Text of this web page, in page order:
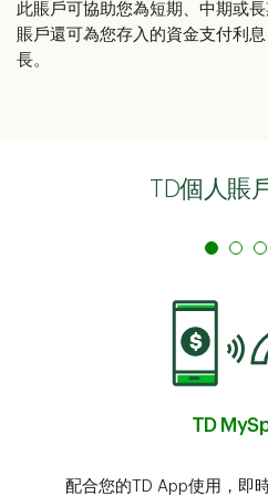
此賬戶可協助您為短期、中期或
賬戶還可為您存入的資金支付利
長。
TD個人賬
TD
配合您的TD App使用，即